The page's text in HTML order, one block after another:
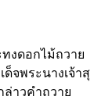
งดอกไม้ถวาย
จพระนางเจ้าสุ
าวคำถวาย